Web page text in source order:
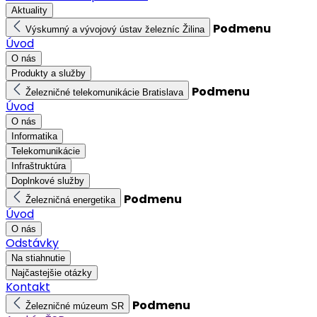
Aktuality
Výskumný a vývojový ústav železníc Žilina
Podmenu
Úvod
O nás
Produkty a služby
Železničné telekomunikácie Bratislava
Podmenu
Úvod
O nás
Informatika
Telekomunikácie
Infraštruktúra
Doplnkové služby
Železničná energetika
Podmenu
Úvod
O nás
Odstávky
Na stiahnutie
Najčastejšie otázky
Kontakt
Železničné múzeum SR
Podmenu